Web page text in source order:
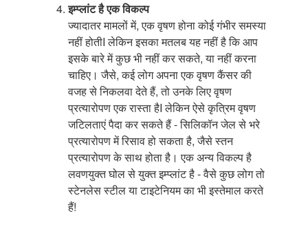
इम्प्लांट है एक विकल्प
ज्यादातर मामलों में, एक वृषण होना कोई गंभीर समस्या
नहीं होतीI लेकिन इसका मतलब यह नहीं है कि आप
इसके बारे में कुछ भी नहीं कर सकते, या नहीं करना
चाहिए। जैसे, कई लोग अपना एक वृषण कैंसर की
वजह से निकलवा देते हैं, तो उनके लिए वृषण
प्रत्यारोपण एक रास्ता हैI लेकिन ऐसे कृत्रिम वृषण
जटिलताएं पैदा कर सकते हैं - सिलिकॉन जेल से भरे
प्रत्यारोपण में रिसाव हो सकता है, जैसे स्तन
प्रत्यारोपण के साथ होता है। एक अन्य विकल्प है
लवणयुक्त घोल से युक्त इम्प्लांट है - वैसे कुछ लोग तो
स्टेनलेस स्टील या टाइटेनियम का भी इस्तेमाल करते
हैं!